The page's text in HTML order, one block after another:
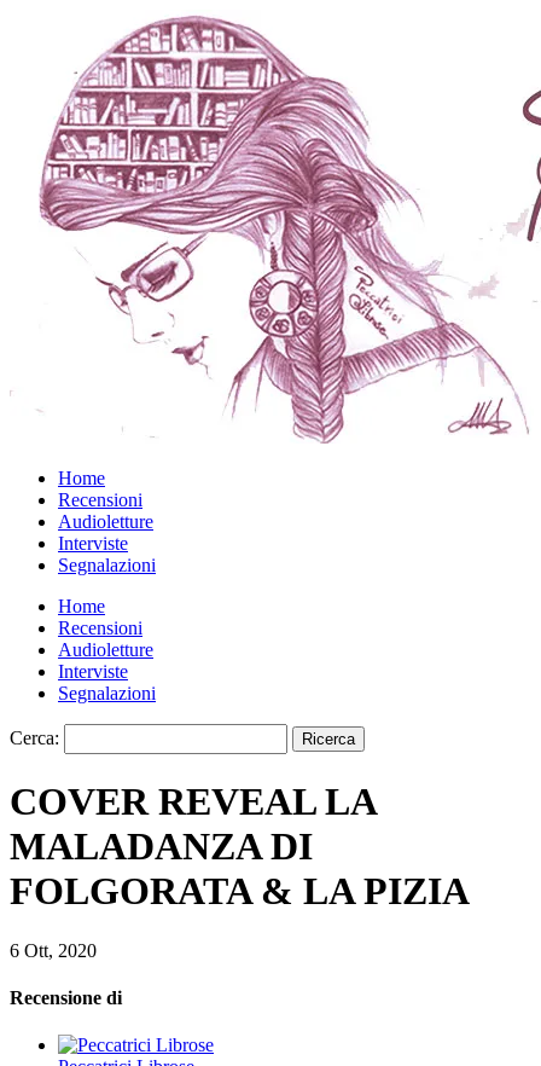
Home
Recensioni
Audioletture
Interviste
Segnalazioni
Home
Recensioni
Audioletture
Interviste
Segnalazioni
Cerca:
COVER REVEAL LA
MALADANZA DI
FOLGORATA & LA PIZIA
6 Ott, 2020
Recensione di